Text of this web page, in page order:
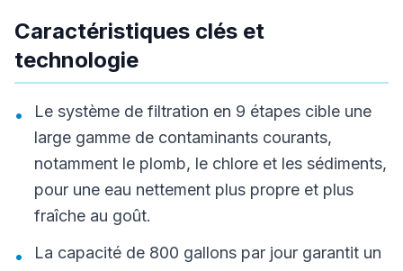
Caractéristiques clés et
technologie
•
Le système de filtration en 9 étapes cible une
large gamme de contaminants courants,
notamment le plomb, le chlore et les sédiments,
pour une eau nettement plus propre et plus
fraîche au goût.
•
La capacité de 800 gallons par jour garantit un